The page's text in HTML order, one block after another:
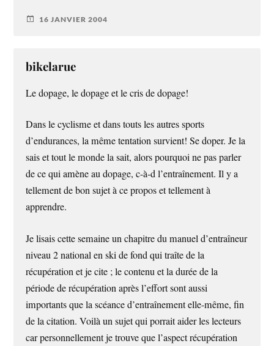
16 JANVIER 2004
bikelarue
Le dopage, le dopage et le cris de dopage!
Dans le cyclisme et dans touts les autres sports
d’endurances, la même tentation survient! Se doper. Je la
sais et tout le monde la sait, alors pourquoi ne pas parler
de ce qui amène au dopage, c-à-d l’entraînement. Il y a
tellement de bon sujet à ce propos et tellement à
apprendre.
Je lisais cette semaine un chapitre du manuel d’entraîneur
niveau 2 national en ski de fond qui traîte de la
récupération et je cite ; le contenu et la durée de la
période de récupération après l’effort sont aussi
importants que la scéance d’entraînement elle-même, fin
de la citation. Voilà un sujet qui porrait aider les lecteurs
car personnellement je trouve que l’aspect récupération